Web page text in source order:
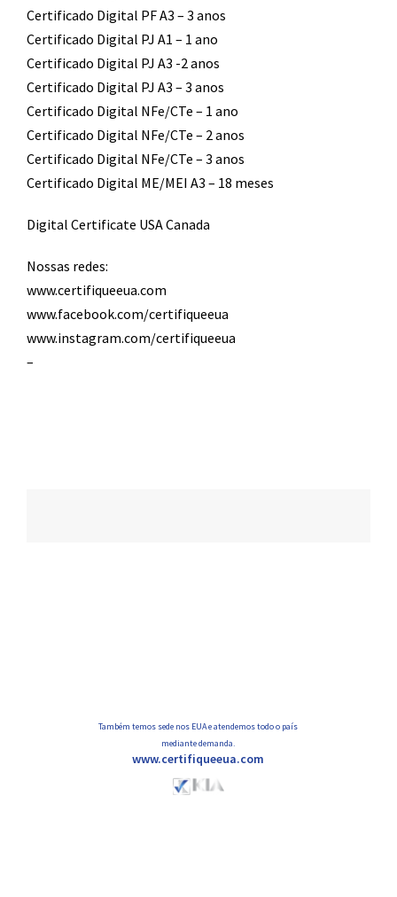
Certificado Digital PF A3 – 3 anos
Certificado Digital PJ A1 – 1 ano
Certificado Digital PJ A3 -2 anos
Certificado Digital PJ A3 – 3 anos
Certificado Digital NFe/CTe – 1 ano
Certificado Digital NFe/CTe – 2 anos
Certificado Digital NFe/CTe – 3 anos
Certificado Digital ME/MEI A3 – 18 meses
Digital Certificate USA Canada
Nossas redes:
www.certifiqueeua.com
www.facebook.com/certifiqueeua
www.instagram.com/certifiqueeua
–
Também temos sede nos EUA e atendemos todo o país
mediante demanda.
www.certifiqueeua.com